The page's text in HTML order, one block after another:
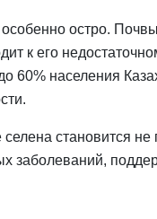
остро.
к его
60% населения
становится
заболеваний,